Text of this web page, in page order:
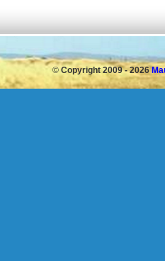
© Copyright 2009 - 2026